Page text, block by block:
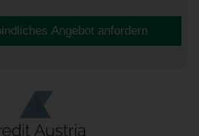
Angebot anfordern